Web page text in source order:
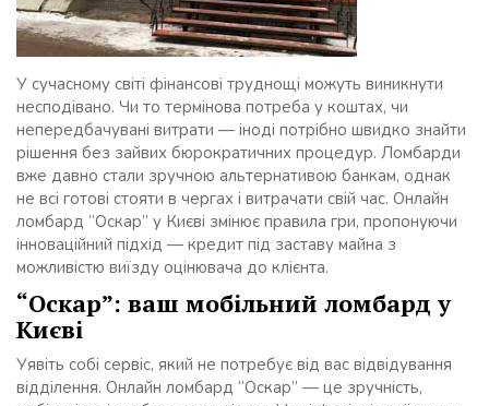
У сучасному світі фінансові труднощі можуть виникнути
несподівано. Чи то термінова потреба у коштах, чи
непередбачувані витрати — іноді потрібно швидко знайти
рішення без зайвих бюрократичних процедур. Ломбарди
вже давно стали зручною альтернативою банкам, однак
не всі готові стояти в чергах і витрачати свій час. Онлайн
ломбард “Оскар” у Києві змінює правила гри, пропонуючи
інноваційний підхід — кредит під заставу майна з
можливістю виїзду оцінювача до клієнта.
“Оскар”: ваш мобільний ломбард у
Києві
Уявіть собі сервіс, який не потребує від вас відвідування
відділення. Онлайн ломбард “Оскар” — це зручність,